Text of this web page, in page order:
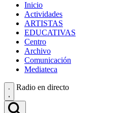
Inicio
Actividades
ARTISTAS
EDUCATIVAS
Centro
Archivo
Comunicación
Mediateca
Radio en directo